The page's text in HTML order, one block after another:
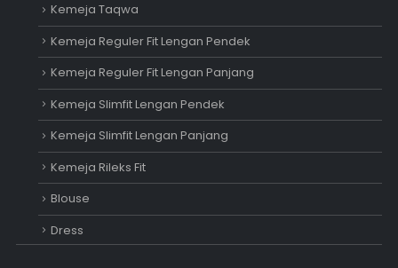
Kemeja Taqwa
Kemeja Reguler Fit Lengan Pendek
Kemeja Reguler Fit Lengan Panjang
Kemeja Slimfit Lengan Pendek
Kemeja Slimfit Lengan Panjang
Kemeja Rileks Fit
Blouse
Dress